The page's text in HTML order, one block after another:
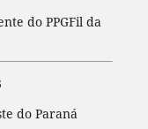
do PPGFil da
do Paraná